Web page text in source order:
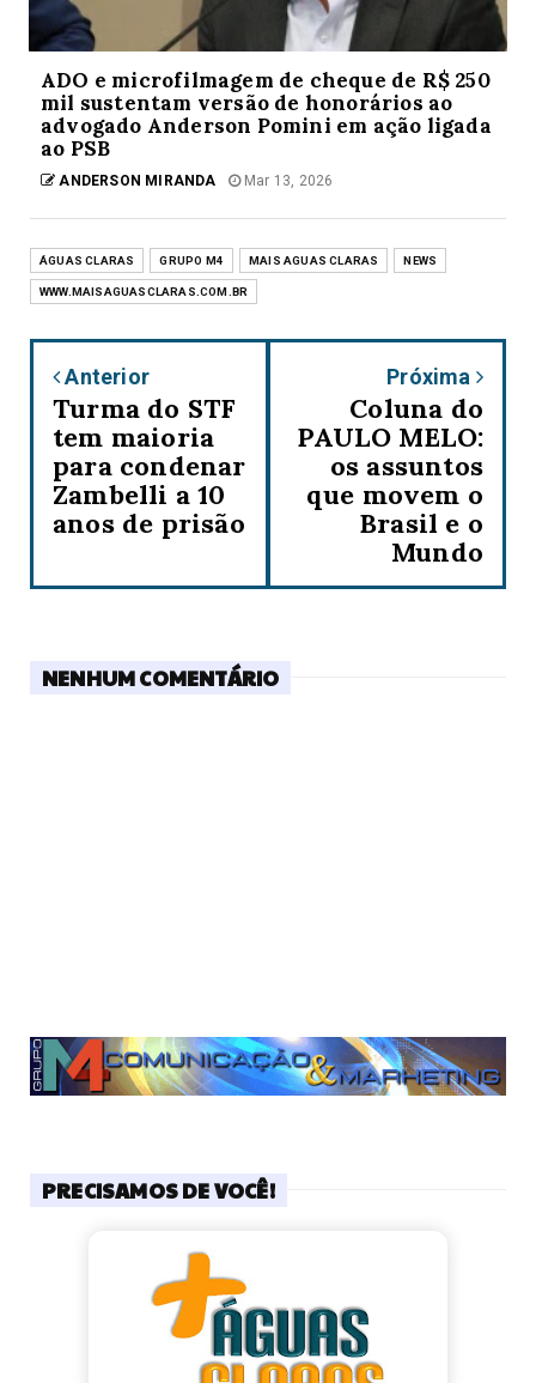
ADO e microfilmagem de cheque de R$ 250
mil sustentam versão de honorários ao
advogado Anderson Pomini em ação ligada
ao PSB
ANDERSON MIRANDA Mar 13, 2026
ÁGUAS CLARAS GRUPO M4 MAIS AGUAS CLARAS NEWS
WWW.MAISAGUASCLARAS.COM.BR
Anterior
Turma do STF
tem maioria
para condenar
Zambelli a 10
anos de prisão
Próxima
Coluna do
PAULO MELO:
os assuntos
que movem o
Brasil e o
Mundo
NENHUM COMENTÁRIO
PRECISAMOS DE VOCÊ!